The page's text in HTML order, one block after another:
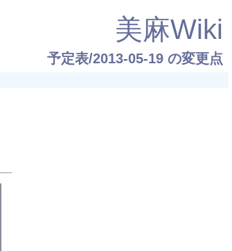
美麻Wiki
予定表/2013-05-19の変更点